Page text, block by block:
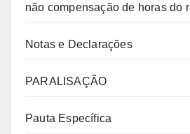
não compensação de horas do
Notas e Declarações
PARALISAÇÃO
Pauta Específica